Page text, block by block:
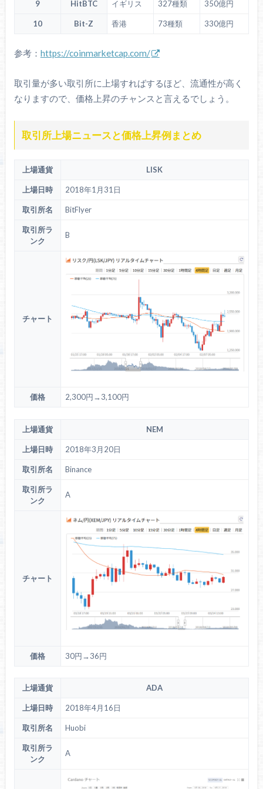
9 HitBTC イギリス 327種類 350億円
10 Bit-Z 香港 73種類 330億円
参考： https://coinmarketcap.com/
取引量が多い取引所に上場すればするほど、流通性が高く
なりますので、価格上昇のチャンスと言えるでしょう。
取引所上場ニュースと価格上昇例まとめ
上場通貨 LISK
上場日時 2018年1月31日
取引所名 BitFlyer
取引所ラ
ンク
B
チャート
価格 2,300円→3,100円
上場通貨 NEM
上場日時 2018年3月20日
取引所名 Binance
取引所ラ
ンク
A
チャート
価格 30円→36円
上場通貨 ADA
上場日時 2018年4月16日
取引所名 Huobi
取引所ラ
ンク
A